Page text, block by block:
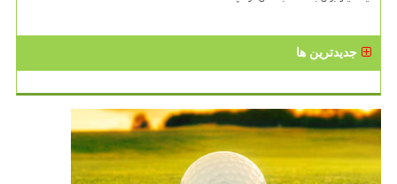
جدیدترین ها